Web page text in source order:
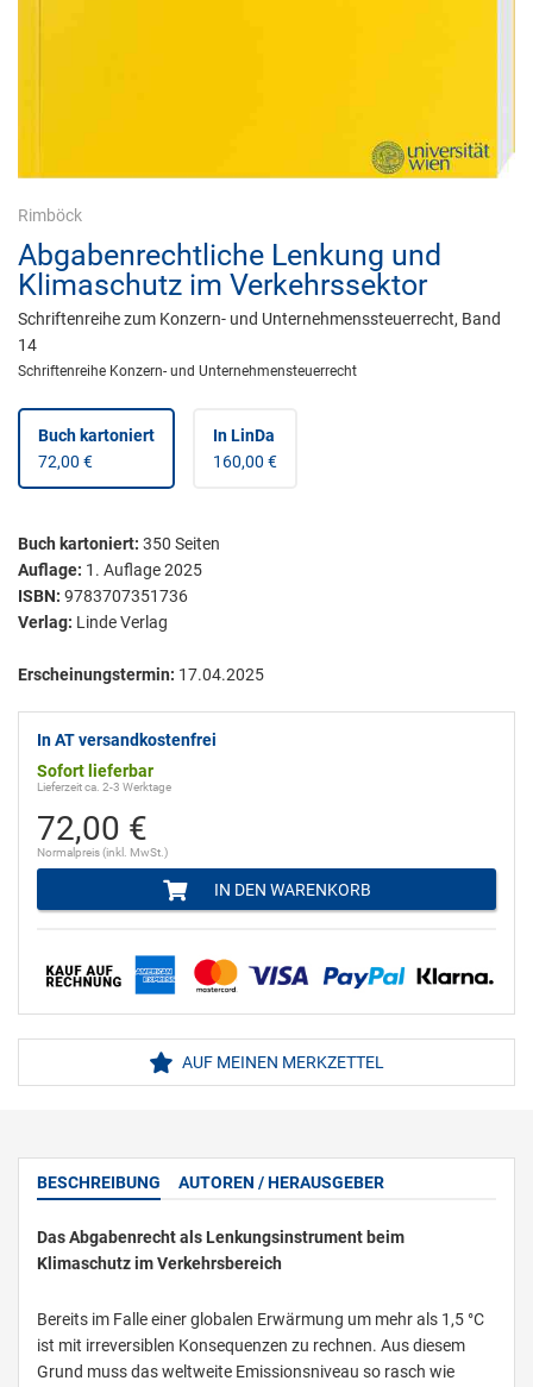
Rimböck
Abgabenrechtliche Lenkung und
Klimaschutz im Verkehrssektor
Schriftenreihe zum Konzern- und Unternehmenssteuerrecht, Band
14
Schriftenreihe Konzern- und Unternehmensteuerrecht
Buch kartoniert
72,00 €
In LinDa
160,00 €
Buch kartoniert: 350 Seiten
Auflage: 1. Auflage 2025
ISBN: 9783707351736
Verlag: Linde Verlag
Erscheinungstermin: 17.04.2025
In AT versandkostenfrei
Sofort lieferbar
Lieferzeit ca. 2-3 Werktage
72,00 €
Normalpreis (inkl. MwSt.)
IN DEN WARENKORB
AUF MEINEN MERKZETTEL
BESCHREIBUNG AUTOREN / HERAUSGEBER
Das Abgabenrecht als Lenkungsinstrument beim
Klimaschutz im Verkehrsbereich
Bereits im Falle einer globalen Erwärmung um mehr als 1,5 °C
ist mit irreversiblen Konsequenzen zu rechnen. Aus diesem
Grund muss das weltweite Emissionsniveau so rasch wie